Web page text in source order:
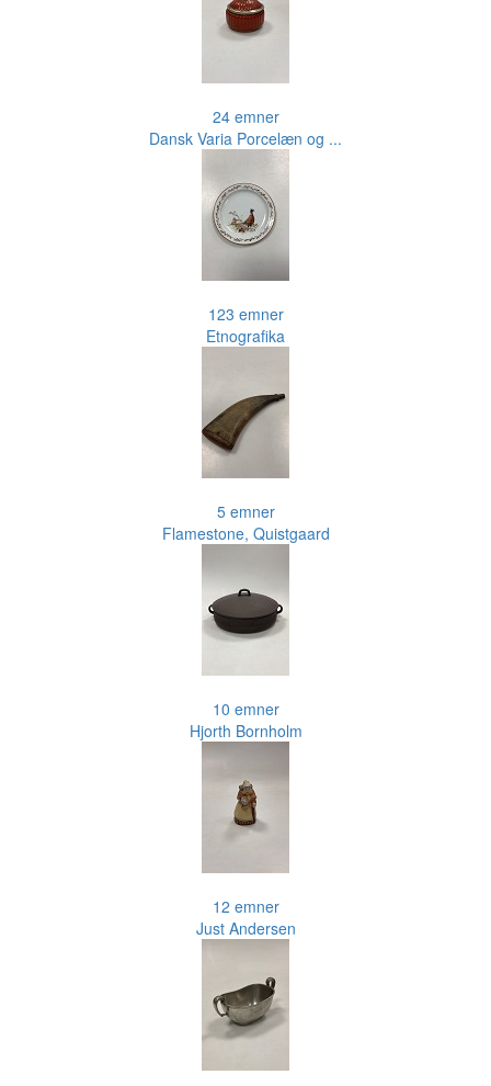
24 emner
Dansk Varia Porcelæn og ...
123 emner
Etnografika
5 emner
Flamestone, Quistgaard
10 emner
Hjorth Bornholm
12 emner
Just Andersen